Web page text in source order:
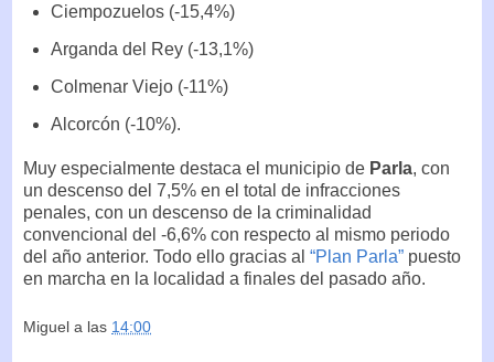
Ciempozuelos (-15,4%)
Arganda del Rey (-13,1%)
Colmenar Viejo (-11%)
Alcorcón (-10%).
Muy especialmente destaca el municipio de Parla, con
un descenso del 7,5% en el total de infracciones
penales, con un descenso de la criminalidad
convencional del -6,6% con respecto al mismo periodo
del año anterior. Todo ello gracias al “Plan Parla” puesto
en marcha en la localidad a finales del pasado año.
Miguel a las 14:00